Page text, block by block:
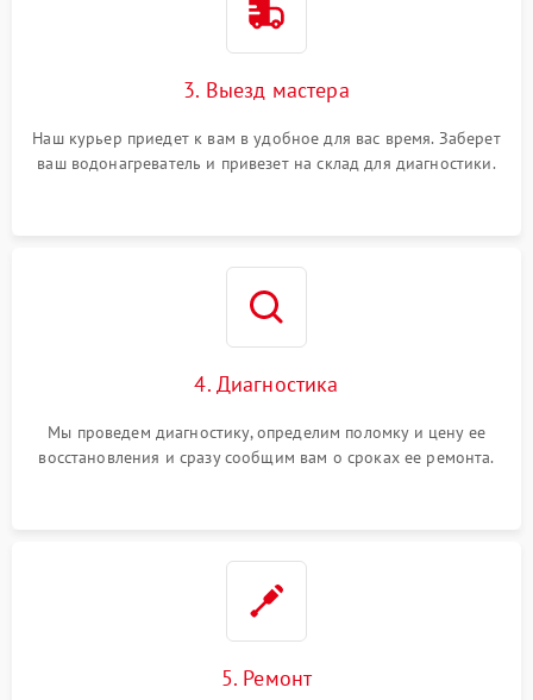
3. Выезд мастера
Наш курьер приедет к вам в удобное для вас время. Заберет
ваш водонагреватель и привезет на склад для диагностики.
4. Диагностика
Мы проведем диагностику, определим поломку и цену ее
восстановления и сразу сообщим вам о сроках ее ремонта.
5. Ремонт